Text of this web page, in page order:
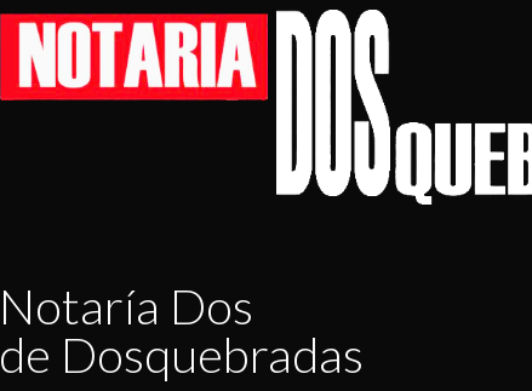
Notaría Dos
de Dosquebradas